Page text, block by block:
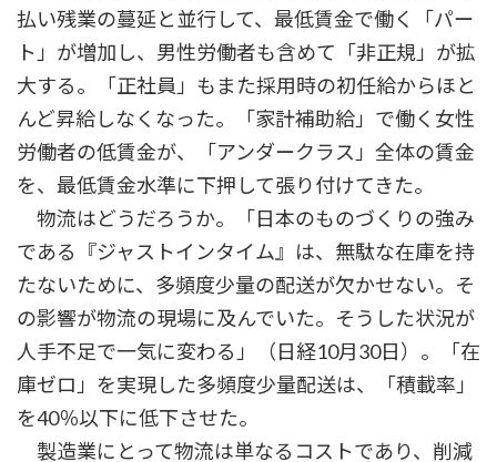
払い残業の蔓延と並行して、最低賃金で働く「パー
ト」が増加し、男性労働者も含めて「非正規」が拡
大する。「正社員」もまた採用時の初任給からほと
んど昇給しなくなった。「家計補助給」で働く女性
労働者の低賃金が、「アンダークラス」全体の賃金
を、最低賃金水準に下押して張り付けてきた。
物流はどうだろうか。「日本のものづくりの強み
である『ジャストインタイム』は、無駄な在庫を持
たないために、多頻度少量の配送が欠かせない。そ
の影響が物流の現場に及んでいた。そうした状況が
人手不足で一気に変わる」（日経10月30日）。「在
庫ゼロ」を実現した多頻度少量配送は、「積載率」
を40％以下に低下させた。
製造業にとって物流は単なるコストであり、削減